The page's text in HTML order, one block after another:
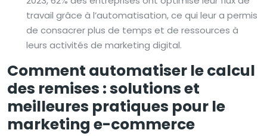
travail grâce à l’automatisation, ce qui leur a permis
de consacrer plus de temps et de ressources à
leurs activités de marketing digital.
Comment automatiser le calcul
des remises : solutions et
meilleures pratiques pour le
marketing e-commerce